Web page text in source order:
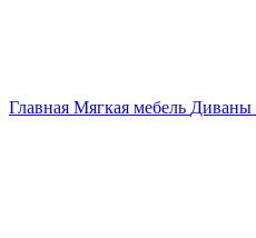
Главная Мягкая мебель Диваны